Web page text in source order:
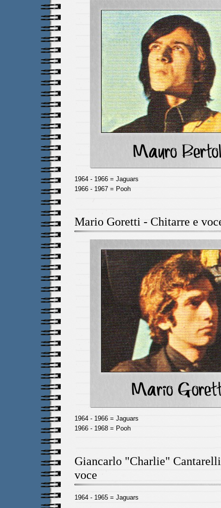
1964 - 1966 = Jaguars
1966 - 1967 = Pooh
Mario Goretti - Chitarre e
1964 - 1966 = Jaguars
1966 - 1968 = Pooh
Giancarlo "Charlie" Cantarelli
voce
1964 - 1965 = Jaguars